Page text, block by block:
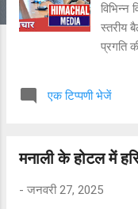
स्तरीय
प्रगति
कार्य
ग्रामीण
अवसर
एक टिप्पणी भेजें
मनाली के होटल में
- जनवरी 27, 2025